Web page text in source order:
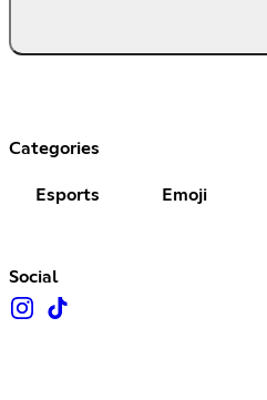
Categories
Esports Emoji
Social